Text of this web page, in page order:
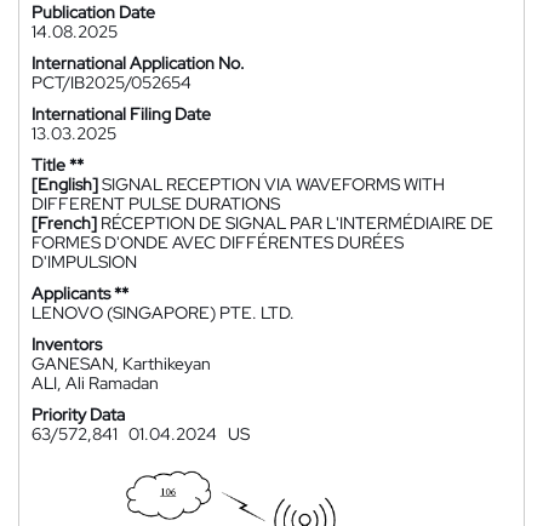
Publication Date
14.08.2025
International Application No.
PCT/IB2025/052654
International Filing Date
13.03.2025
Title **
[English]SIGNAL RECEPTION VIA WAVEFORMS WITH
DIFFERENT PULSE DURATIONS
[French] RÉCEPTION DE SIGNAL PAR L'INTERMÉDIAIRE DE
FORMES D'ONDE AVEC DIFFÉRENTES DURÉES
D'IMPULSION
Applicants **
LENOVO (SINGAPORE) PTE. LTD.
Inventors
GANESAN, Karthikeyan
ALI, Ali Ramadan
Priority Data
63/572,841 01.04.2024 US